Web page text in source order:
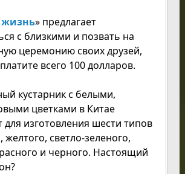
жизнь» предлагает
с близкими и позвать на
церемонию своих друзей,
всего 100 долларов.
кустарник с белыми,
цветками в Китае
для изготовления шести типов
желтого, светло-зеленого,
и черного. Настоящий